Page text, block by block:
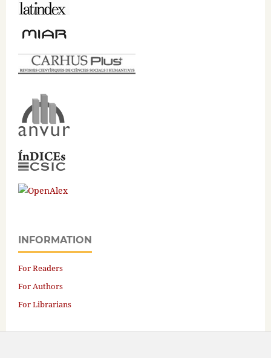
INFORMATION
For Readers
For Authors
For Librarians